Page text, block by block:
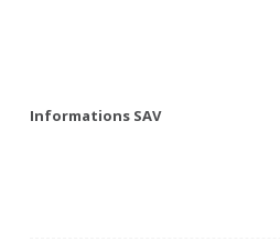
Informations SAV